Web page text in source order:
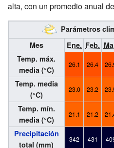
alta, con un promedio anual
Parámetros
Mes
Ene. Feb.
Temp. máx.
media (°C)
26.1 26.4
Temp. media
(°C)
23.0 23.2
Temp. mín.
media (°C)
21.1 21.2
Precipitación
total (mm)
342 431